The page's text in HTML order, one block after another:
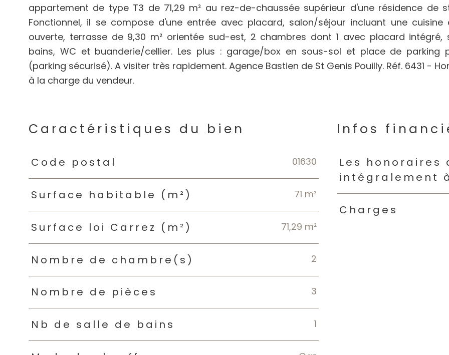
appartement de type T3 de 71,29 m² au rez-de-chaussée supérieur d'une résidence de
Fonctionnel, il se compose d'une entrée avec placard, salon/séjour incluant une cuisine
ouverte, terrasse de 9,30 m² orientée sud-est, 2 chambres dont 1 avec placard intégré,
bains, WC et buanderie/cellier. Les plus : garage/box en sous-sol et place de parking
(parking sécurisé). A visiter très rapidement. Agence Bastien de St Genis Pouilly. Réf. 6431 -
à la charge du vendeur.
Caractéristiques du bien
Caractéristiques Valeurs
Code postal 01630
Surface habitable (m²) 71 m²
Surface loi Carrez (m²) 71,29 m²
Nombre de chambre(s) 2
Nombre de pièces 3
Nb de salle de bains 1
Infos
Caractéristiques
Les
intégralement
Charges